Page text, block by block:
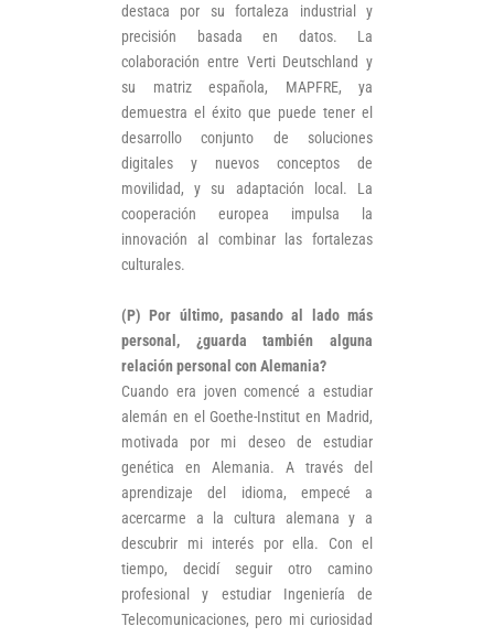
destaca por su fortaleza industrial y
precisión basada en datos. La
colaboración entre Verti Deutschland y
su matriz española, MAPFRE, ya
demuestra el éxito que puede tener el
desarrollo conjunto de soluciones
digitales y nuevos conceptos de
movilidad, y su adaptación local. La
cooperación europea impulsa la
innovación al combinar las fortalezas
culturales.
(P) Por último, pasando al lado más
personal, ¿guarda también alguna
relación personal con Alemania?
Cuando era joven comencé a estudiar
alemán en el Goethe-Institut en Madrid,
motivada por mi deseo de estudiar
genética en Alemania. A través del
aprendizaje del idioma, empecé a
acercarme a la cultura alemana y a
descubrir mi interés por ella. Con el
tiempo, decidí seguir otro camino
profesional y estudiar Ingeniería de
Telecomunicaciones, pero mi curiosidad